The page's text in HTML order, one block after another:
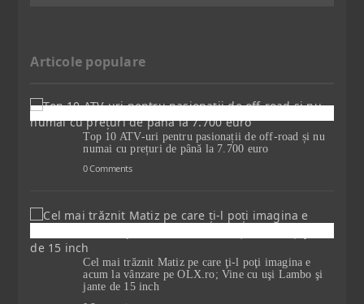
Articole populare
Top 10 ATV-uri pentru pasionații de off-road și nu
numai cu prețuri de până la 7.700 euro
0 Comments
Cel mai trăznit Matiz pe care ţi-l poţi imagina e
acum la vânzare pe OLX.ro; Vine cu uşi Lambo şi
jante de 15 inch